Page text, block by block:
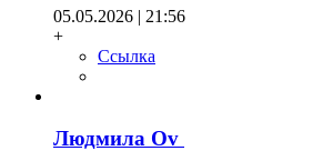
05.05.2026 | 21:56
+
Ссылка
Людмила Оv